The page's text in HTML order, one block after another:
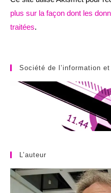
plus sur la façon dont les
traitées.
Société de l’information
L’auteur